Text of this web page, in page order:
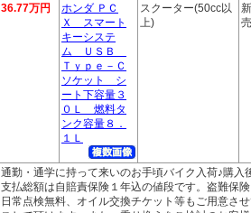
36.77万円
ホンダ ＰＣ
Ｘ スマート
キーシステ
ム ＵＳＢ
Ｔｙｐｅ－Ｃ
ソケット シ
ート下容量３
０Ｌ 燃料タ
ンク容量８．
１Ｌ
スクーター(50cc以
上)
通勤・通学に持って来いのお手頃バイク入荷♪購
支払総額は自賠責保険１年込の値段です。盗難保
日常点検無料、オイル交換チケット等もご用意さ